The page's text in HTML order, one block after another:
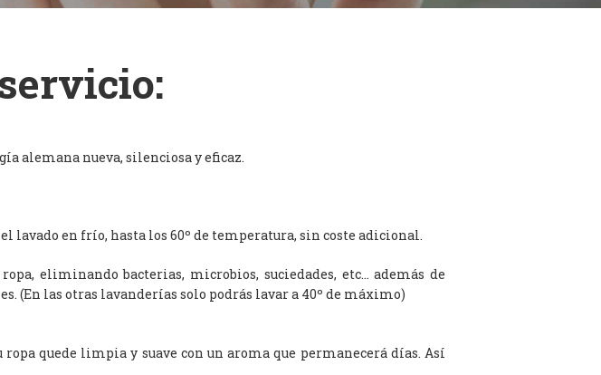
alemana nueva, silenciosa y eficaz.
lavado en frío, hasta los 60º de temperatura, sin coste adicional.
eliminando bacterias, microbios, suciedades, etc… además de
(En las otras lavanderías solo podrás lavar a 40º de máximo)
quede limpia y suave con un aroma que permanecerá días. Así